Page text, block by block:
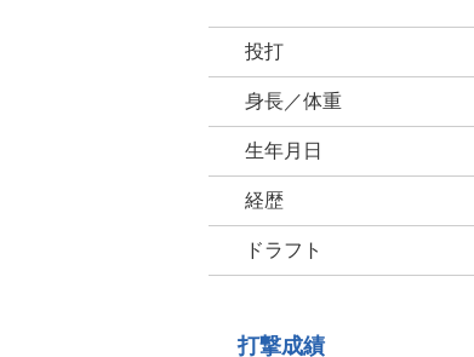
投打
身長／体重
生年月日
経歴
ドラフト
打撃成績